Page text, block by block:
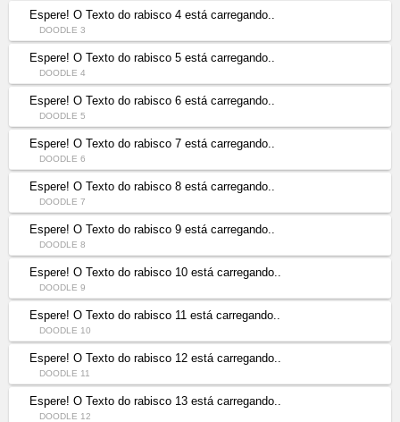
DOODLE 3
Espere! O Texto do rabisco 4 está carregando..
DOODLE 4
Espere! O Texto do rabisco 5 está carregando..
DOODLE 5
Espere! O Texto do rabisco 6 está carregando..
DOODLE 6
Espere! O Texto do rabisco 7 está carregando..
DOODLE 7
Espere! O Texto do rabisco 8 está carregando..
DOODLE 8
Espere! O Texto do rabisco 9 está carregando..
DOODLE 9
Espere! O Texto do rabisco 10 está carregando..
DOODLE 10
Espere! O Texto do rabisco 11 está carregando..
DOODLE 11
Espere! O Texto do rabisco 12 está carregando..
DOODLE 12
Espere! O Texto do rabisco 13 está carregando..